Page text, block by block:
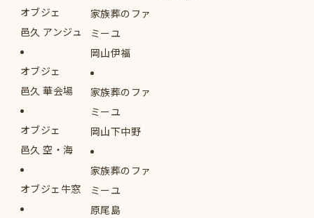
オブジェ
邑久 アンジュ
オブジェ
邑久 華会場
オブジェ
邑久 空・海
オブジェ牛窓
家族葬のファ
ミーユ
岡山伊福
家族葬のファ
ミーユ
岡山下中野
家族葬のファ
ミーユ
原尾島